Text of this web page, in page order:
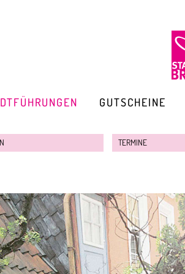
GUTSCHEINE